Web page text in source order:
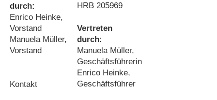
durch:
Enrico Heinke,
Vorstand
Manuela Müller,
Vorstand
Kontakt
HRB 205969
Vertreten
durch:
Manuela Müller,
Geschäftsführerin
Enrico Heinke,
Geschäftsführer